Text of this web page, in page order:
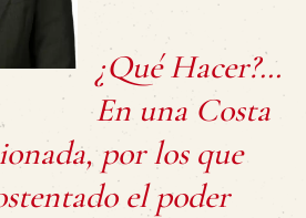
¿Qué Hacer?…
En una Costa
por los que
el poder